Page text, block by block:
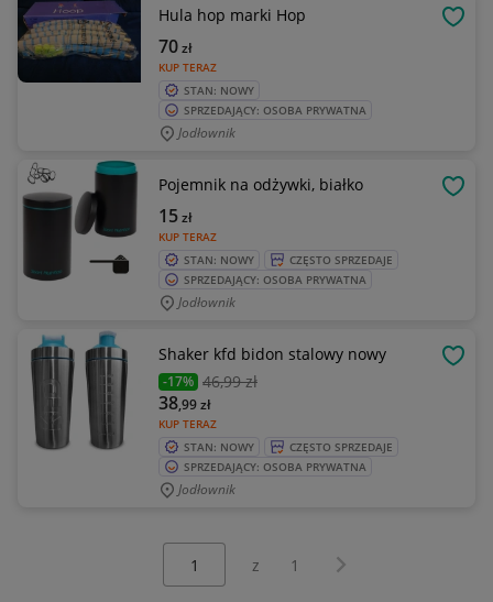
Hula hop marki Hop
KUP TERAZ
70zł
STAN: NOWY
SPRZEDAJĄCY: OSOBA PRYWATNA
Jodłownik
Pojemnik na odżywki, białko
KUP TERAZ
15zł
STAN: NOWY
CZĘSTO SPRZEDAJE
SPRZEDAJĄCY: OSOBA PRYWATNA
Jodłownik
Shaker kfd bidon stalowy nowy
-17% 46,99 zł
KUP TERAZ
38,99zł
STAN: NOWY
CZĘSTO SPRZEDAJE
SPRZEDAJĄCY: OSOBA PRYWATNA
Jodłownik
z 1 Następna strona